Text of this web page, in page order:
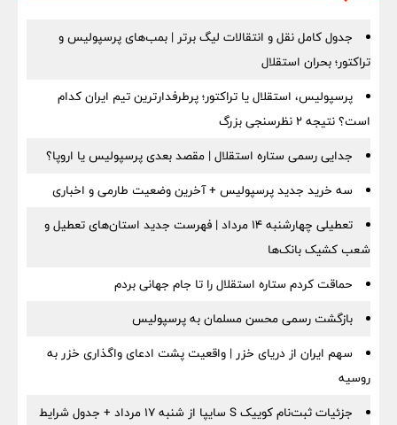
جدول کامل نقل و انتقالات لیگ برتر | بمب‌های پرسپولیس و
تراکتور؛ بحران استقلال
پرسپولیس، استقلال یا تراکتور؛ پرطرفدارترین تیم ایران کدام
است؟ نتیجه ۲ نظرسنجی بزرگ
جدایی رسمی ستاره استقلال | مقصد بعدی پرسپولیس یا اروپا؟
سه خرید جدید پرسپولیس + آخرین وضعیت طارمی و اخباری
تعطیلی چهارشنبه ۱۴ مرداد | فهرست جدید استان‌های تعطیل و
شعب کشیک بانک‌ها
حماقت کردم ستاره استقلال را تا جام جهانی بردم
بازگشت رسمی محسن مسلمان به پرسپولیس
سهم ایران از دریای خزر | واقعیت پشت ادعای واگذاری خزر به
روسیه
جزئیات ثبت‌نام کوییک S سایپا از شنبه ۱۷ مرداد + جدول شرایط